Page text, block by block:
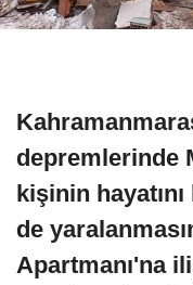
depremlerinde
kişinin
de
Apartmanı'na